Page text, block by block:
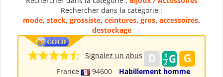
Rechercher dans la catégorie :
mode, stock, grossiste, ceintures, gros, accessoires,
destockage
France 94600 Habillement homme
Signalez un abus